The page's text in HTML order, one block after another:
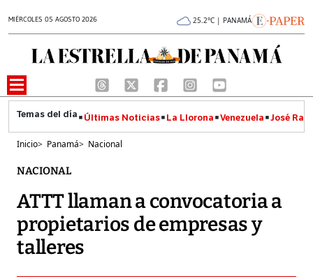
MIÉRCOLES 05 AGOSTO 2026 25.2°C | PANAMÁ
Últimas Noticias La Llorona Venezuela José
Inicio> Panamá> Nacional
NACIONAL
ATTT llaman a convocatoria a
propietarios de empresas y
talleres